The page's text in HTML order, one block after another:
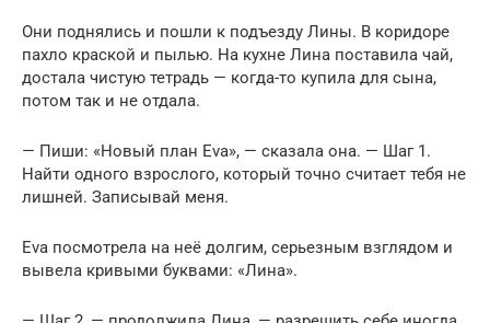
Они поднялись и пошли к подъезду Лины. В коридоре
пахло краской и пылью. На кухне Лина поставила чай,
достала чистую тетрадь — когда-то купила для сына,
потом так и не отдала.
— Пиши: «Новый план Eva», — сказала она. — Шаг 1.
Найти одного взрослого, который точно считает тебя не
лишней. Записывай меня.
Eva посмотрела на неё долгим, серьезным взглядом и
вывела кривыми буквами: «Лина».